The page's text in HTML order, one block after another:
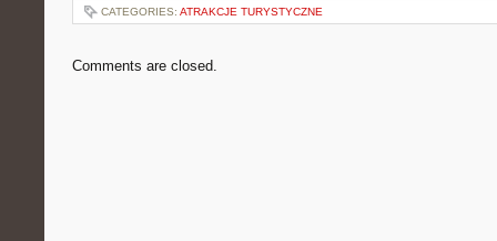
CATEGORIES: ATRAKCJE TURYSTYCZNE
Comments are closed.